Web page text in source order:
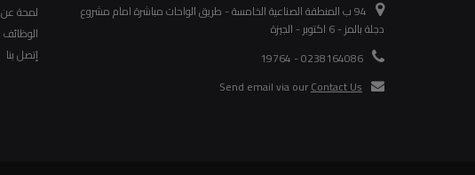
94 ب المنطقة الصناعية الخامسة - طريق الواحات مباشرة امام مشروع
دجلة بالمز - 6 اكتوبر - الجيزة
0238164086 - 19764
Send email via ourContact Us
لمحة
الوظائف
إتصل بنا